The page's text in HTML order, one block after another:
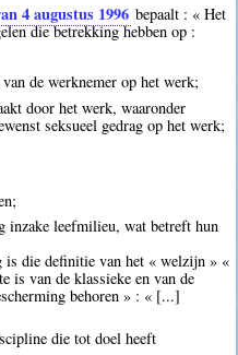
4 augustus 1996 bepaalt : « Het
die betrekking hebben op :
de werknemer op het werk;
door het werk, waaronder
seksueel gedrag op het werk;
inzake leefmilieu, wat betreft hun
is die definitie van het « welzijn » «
is van de klassieke en van de
behoren » : « [...]
die tot doel heeft